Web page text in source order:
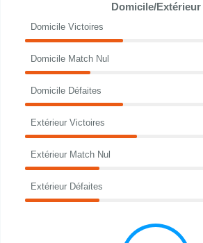
Domicile/Extérieur
Domicile Victoires
Domicile Match Nul
Domicile Défaites
Extérieur Victoires
Extérieur Match Nul
Extérieur Défaites